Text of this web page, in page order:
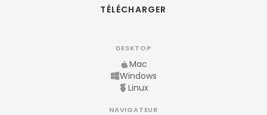
TÉLÉCHARGER
DESKTOP
Mac
Windows
Linux
NAVIGATEUR